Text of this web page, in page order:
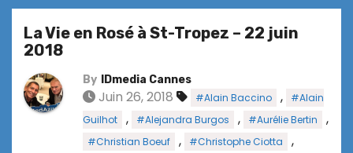
La Vie en Rosé à St-Tropez – 22 juin
2018
By IDmedia Cannes
Juin 26, 2018 #Alain Baccino ,
#Alain
Guilhot
, #Alejandra Burgos , #Aurélie Bertin ,
#Christian Boeuf , #Christophe Ciotta ,